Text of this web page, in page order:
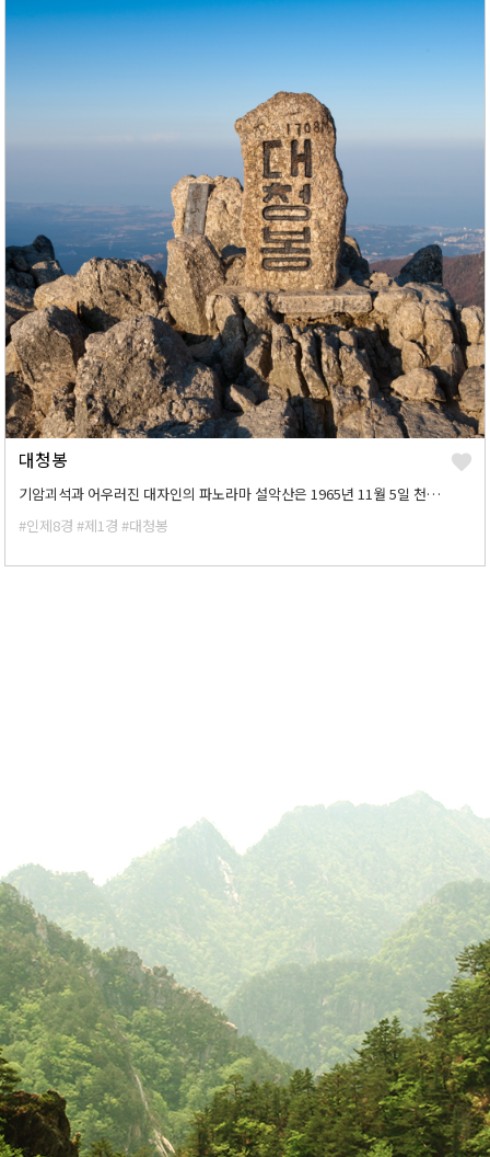
대청봉
기암괴석과 어우러진 대자인의 파노라마 설악산은 1965년 11월 5일 천연기념물 171호인 천연보호구역으로 설정된 후, 1970년 3월 24일 산 중심부 174평방 킬로미터가 국립공원 5호로 지정되었고, 1982년에 설악산 남쪽의 점봉산을 포함한 393평방킬로미터가 우리나라에서 유일하게 유네스코에 생물권 보존지역으로 지정되었다.
#인제8경 #제1경 #대청봉